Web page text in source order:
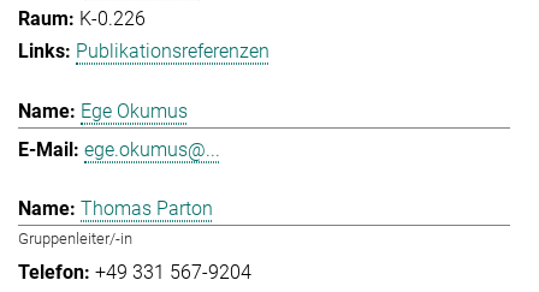
K-0.226
Publikationsreferenzen
Ege Okumus
ege.okumus@...
Thomas Parton
Gruppenleiter/-in
+49 331 567-9204